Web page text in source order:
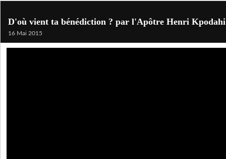
D'où vient ta bénédiction ? par l'Apôtre Henri Kpodahi
16 Mai 2015